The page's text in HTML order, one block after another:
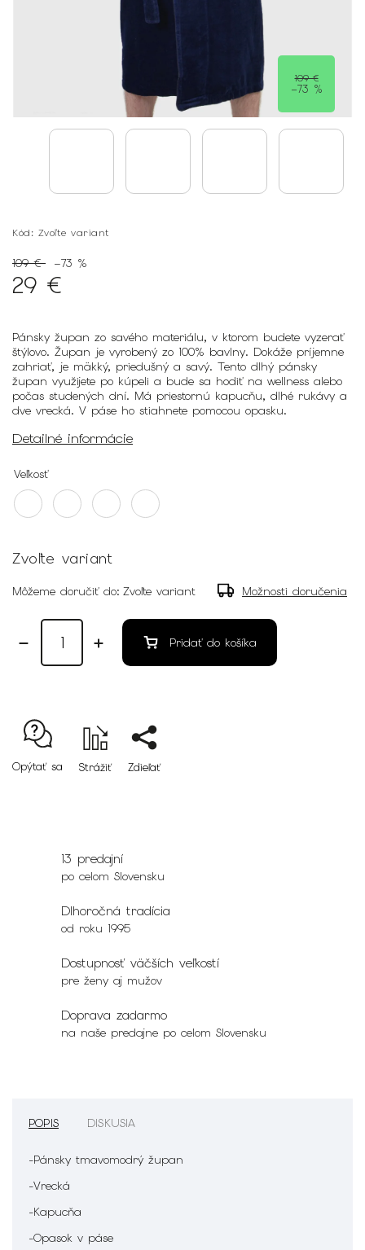
109 €
–73 %
Kód: Zvoľte variant
109 € –73 %
29 €
Pánsky župan zo savého materiálu, v ktorom budete vyzerať
štýlovo. Župan je vyrobený zo 100% bavlny. Dokáže príjemne
zahriať, je mäkký, priedušný a savý. Tento dlhý pánsky
župan využijete po kúpeli a bude sa hodiť na wellness alebo
počas studených dní. Má priestornú kapucňu, dlhé rukávy a
dve vrecká. V páse ho stiahnete pomocou opasku.
Detailné informácie
Veľkosť
Zvoľte variant
Môžeme doručiť do: Zvoľte variant Možnosti doručenia
Pridať do košíka
Opýtať sa Strážiť Zdieľať
13 predajní
po celom Slovensku
Dlhoročná tradícia
od roku 1995
Dostupnosť väčších veľkostí
pre ženy aj mužov
Doprava zadarmo
na naše predajne po celom Slovensku
POPIS DISKUSIA
-Pánsky tmavomodrý župan
-Vrecká
-Kapucňa
-Opasok v páse